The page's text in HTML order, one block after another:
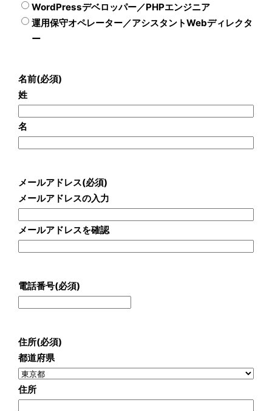
WordPressデベロッパー／PHPエンジニア
運用保守オペレーター／アシスタントWebディレクタ
ー
名前(必須)
姓
名
メールアドレス(必須)
メールアドレスの入力
メールアドレスを確認
電話番号(必須)
住所(必須)
住所
都道府県